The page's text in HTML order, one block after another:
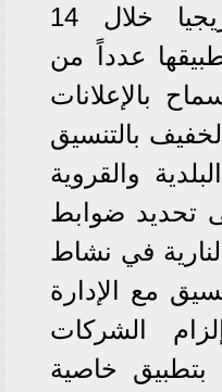
تدريجيا خلال 14
عدداً من
بالإعلانات
بالتنسيق
والقروية
تحديد ضوابط
في نشاط
مع الإدارة
الشركات
بتطبيق خاصية